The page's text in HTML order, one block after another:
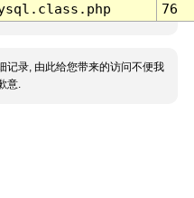
76
记录, 由此给您带来的访问不便我
意.